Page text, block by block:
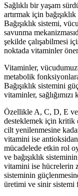
Sağlıklı bir yaşam
artırmak için
Bağışıklık sistemi,
savunma
şekilde çalışabilmesi
noktada vitaminler
Vitaminler,
metabolik
Bağışıklık sistemini
vitaminler,
Özellikle A, C, D, E ve
desteklemek için kritik
cilt yenilenmesine
vitamini ise
mücadelede etkin rol
ve bağışıklık
vitamini ise hücrelerin
sisteminin
üretimi ve sinir sistemi